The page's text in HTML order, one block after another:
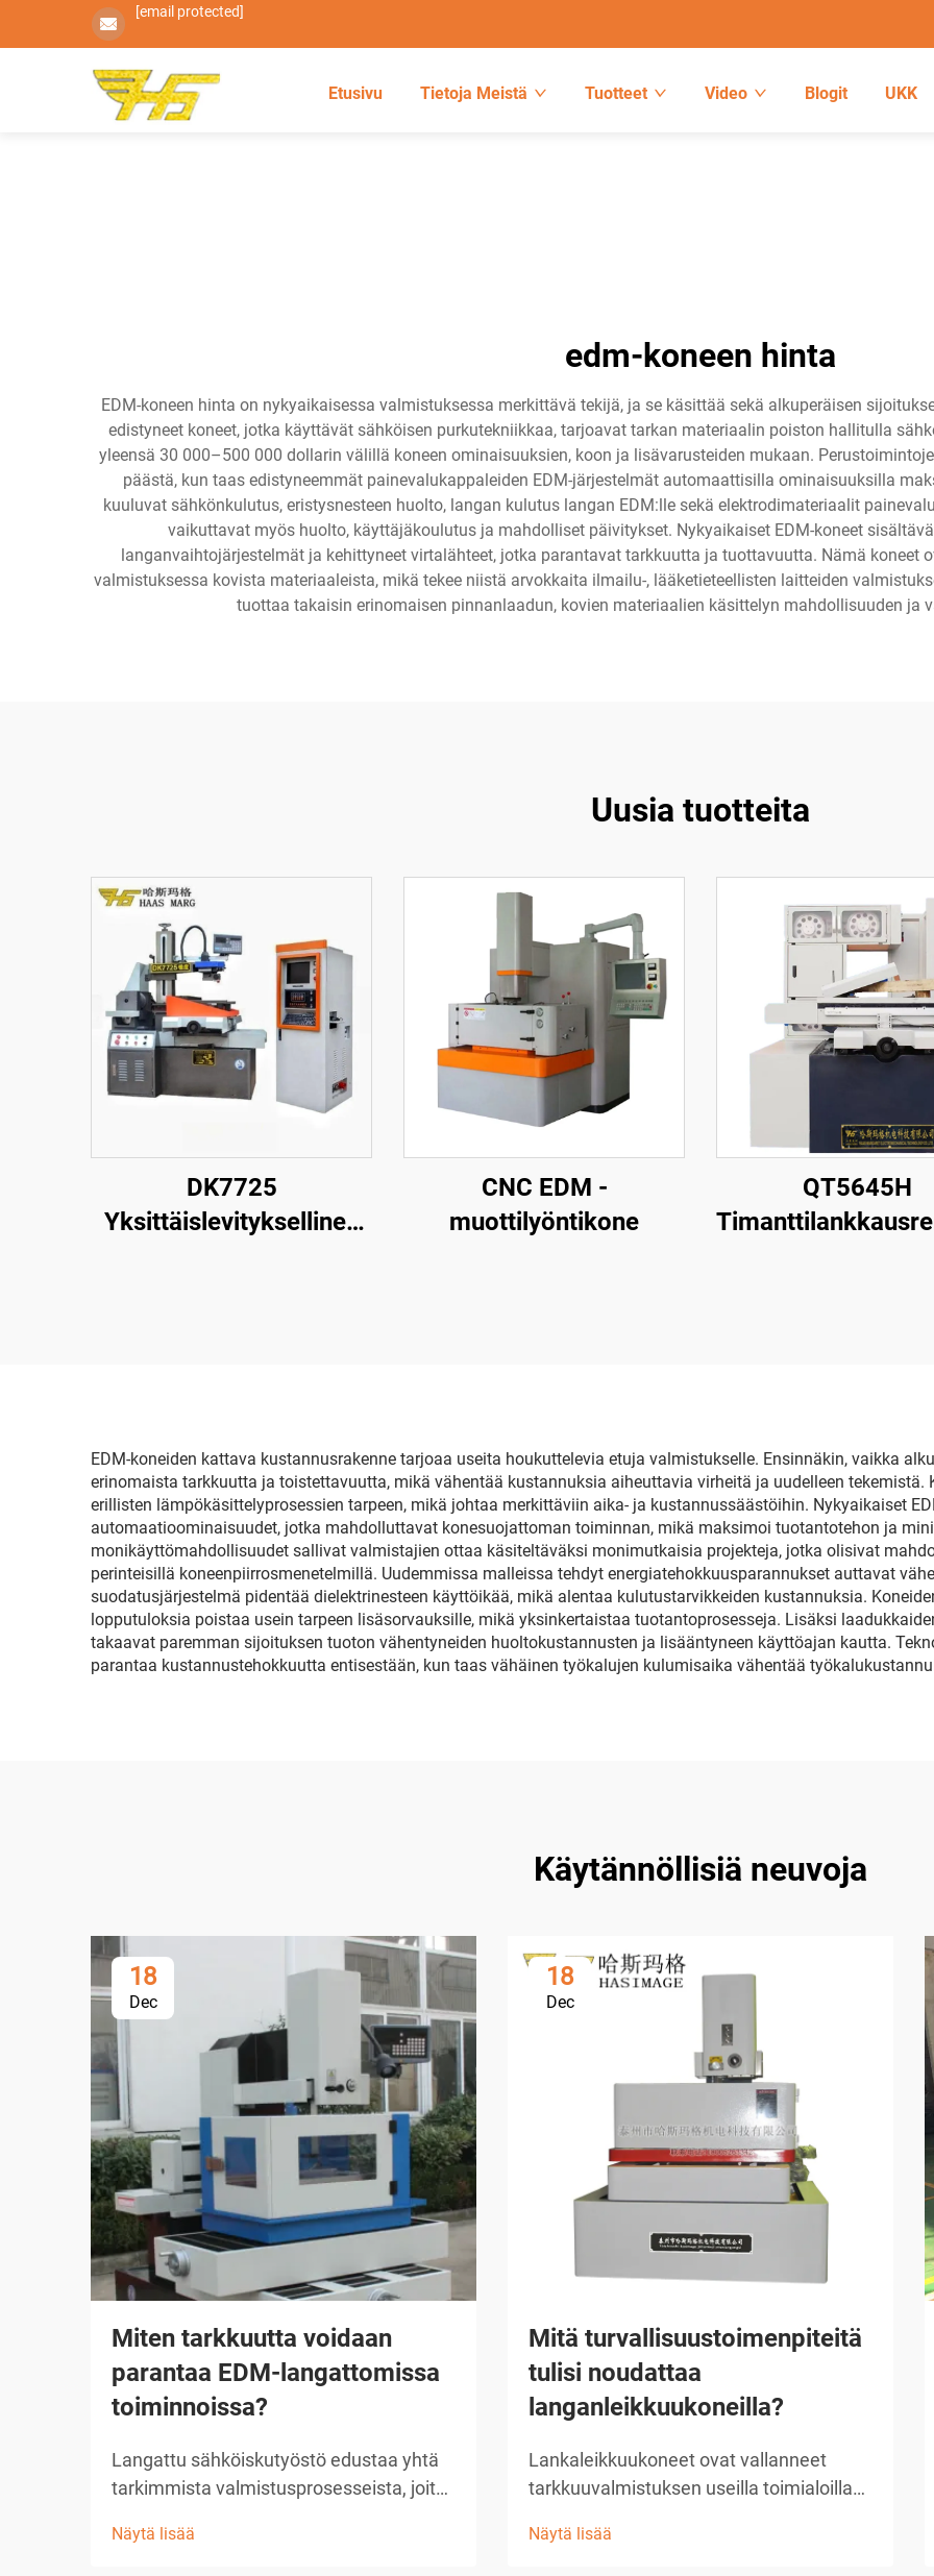
[email protected]
Etusivu Tietoja Meistä Tuotteet Video Blogit UKK
edm-koneen hinta
EDM-koneen hinta on nykyaikaisessa valmistuksessa merkittävä tekijä, ja se käsittää sekä alkuperäisen
edistyneet koneet, jotka käyttävät sähköisen purkutekniikkaa, tarjoavat tarkan materiaalin poiston hallitulla
yleensä 30 000–500 000 dollarin välillä koneen ominaisuuksien, koon ja lisävarusteiden mukaan.
päästä, kun taas edistyneemmät painevalukappaleiden EDM-järjestelmät automaattisilla ominaisuuksilla
kuuluvat sähkönkulutus, eristysnesteen huolto, langan kulutus langan EDM:lle sekä elektrodimateriaalit
vaikuttavat myös huolto, käyttäjäkoulutus ja mahdolliset päivitykset. Nykyaikaiset EDM-koneet
langanvaihtojärjestelmät ja kehittyneet virtalähteet, jotka parantavat tarkkuutta ja tuottavuutta. Nämä koneet
valmistuksessa kovista materiaaleista, mikä tekee niistä arvokkaita ilmailu-, lääketieteellisten laitteiden
tuottaa takaisin erinomaisen pinnanlaadun, kovien materiaalien käsittelyn mahdollisuuden ja
Uusia tuotteita
DK7725
Yksittäislevityksellinen
CNC EDM -
muottilyöntikone
QT5645H
EDM-koneiden kattava kustannusrakenne tarjoaa useita houkuttelevia etuja valmistukselle. Ensinnäkin, vaikka
erinomaista tarkkuutta ja toistettavuutta, mikä vähentää kustannuksia aiheuttavia virheitä ja uudelleen
erillisten lämpökäsittelyprosessien tarpeen, mikä johtaa merkittäviin aika- ja kustannussäästöihin. Nykyaikaiset
automaatioominaisuudet, jotka mahdolluttavat konesuojattoman toiminnan, mikä maksimoi tuotantotehon ja
monikäyttömahdollisuudet sallivat valmistajien ottaa käsiteltäväksi monimutkaisia projekteja, jotka olisivat
perinteisillä koneenpiirrosmenetelmillä. Uudemmissa malleissa tehdyt energiatehokkuusparannukset auttavat
suodatusjärjestelmä pidentää dielektrinesteen käyttöikää, mikä alentaa kulutustarvikkeiden kustannuksia.
lopputuloksia poistaa usein tarpeen lisäsorvauksille, mikä yksinkertaistaa tuotantoprosesseja. Lisäksi
takaavat paremman sijoituksen tuoton vähentyneiden huoltokustannusten ja lisääntyneen käyttöajan kautta.
parantaa kustannustehokkuutta entisestään, kun taas vähäinen työkalujen kulumisaika vähentää
Käytännöllisiä neuvoja
18
Dec
Miten tarkkuutta voidaan
parantaa EDM-langattomissa
toiminnoissa?
Langattu sähköiskutyöstö edustaa yhtä
tarkimmista valmistusprosesseista, joita
toiminnoissa. Kun käyttäjät pyrkivät
Näytä lisää
18
Dec
Mitä turvallisuustoimenpiteitä
tulisi noudattaa
langanleikkuukoneilla?
Lankaleikkuukoneet ovat vallanneet
tarkkuuvalmistuksen useilla toimialoilla
tarkan leikkuritarkkuuden
Näytä lisää